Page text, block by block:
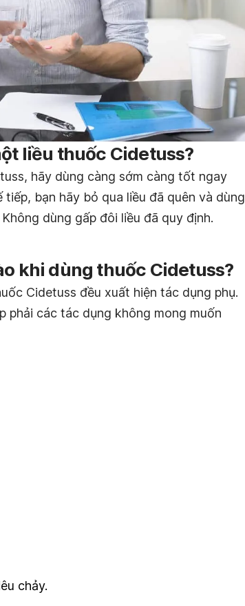
liều thuốc Cidetuss?
hãy dùng càng sớm càng tốt ngay
tiếp, bạn hãy bỏ qua liều đã quên và dùng
dùng gấp đôi liều đã quy định.
khi dùng thuốc Cidetuss?
Cidetuss đều xuất hiện tác dụng phụ.
phải các tác dụng không mong muốn
chảy.